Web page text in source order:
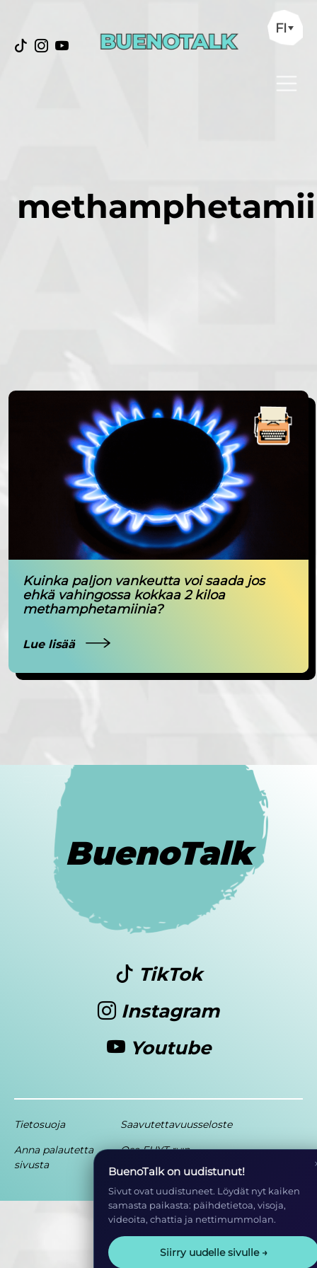
FI
Kuinka paljon vankeutta voi saada jos
ehkä vahingossa kokkaa 2 kiloa
methamphetamiinia?
Lue lisää
BuenoTalk
TikTok
Instagram
Youtube
Tietosuoja
Anna palautetta
sivusta
Saavutettavuusseloste
Osa EHYT ry:n
toimintaa
BuenoTalk on uudistunut!
Sivut ovat uudistuneet. Löydät nyt kaiken
samasta paikasta: päihdetietoa, visoja,
videoita, chattia ja nettimummolan.
Siirry uudelle sivulle →